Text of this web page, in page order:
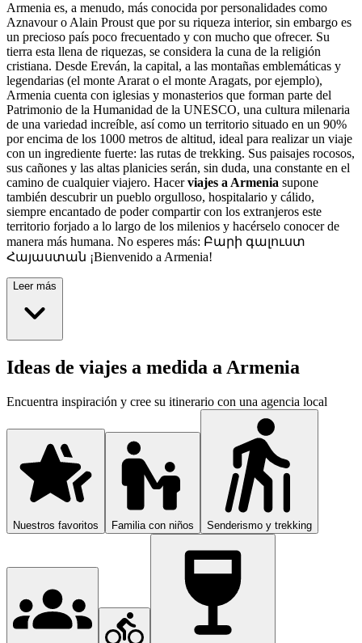
Armenia es, a menudo, más conocida por personalidades como
Aznavour o Alain Proust que por su riqueza interior, sin embargo es
un precioso país poco frecuentado y con mucho que ofrecer. Su
tierra esta llena de riquezas, se considera la cuna de la religión
cristiana. Desde Ereván, la capital, a las montañas emblemáticas y
legendarias (el monte Ararat o el monte Aragats, por ejemplo),
Armenia cuenta con iglesias y monasterios que forman parte del
Patrimonio de la Humanidad de la UNESCO, una cultura milenaria
de una variedad increíble, así como un territorio situado en un 90%
por encima de los 1000 metros de altitud, ideal para realizar un viaje
con un ingrediente fuerte: las rutas de trekking. Sus paisajes rocosos,
sus cañones y las altas planicies serán, sin duda, una constante en el
camino de cualquier viajero. Hacerviajes a Armenia supone
también descubrir un pueblo orgulloso, hospitalario y cálido,
siempre encantado de poder compartir con los extranjeros este
territorio forjado a lo largo de los milenios y hacérselo conocer de
manera más humana. No esperes más: Բարի գալուստ
Հայաստան ¡Bienvenido a Armenia!
Leer más
Ideas de viajes a medida a Armenia
Encuentra inspiración y cree su itinerario con una agencia local
Nuestros favoritos Familia con niños Senderismo y trekking